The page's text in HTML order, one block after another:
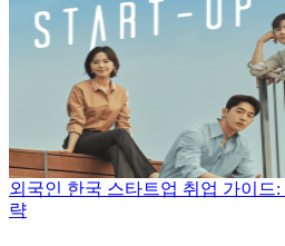
외국인 한국 스타트업 취업 가이드:
략